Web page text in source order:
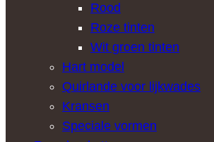
Rood
Roze tinten
Wit groen tinten
Hart model
Quirlande voor lijkwades
Kransen
Speciale vormen